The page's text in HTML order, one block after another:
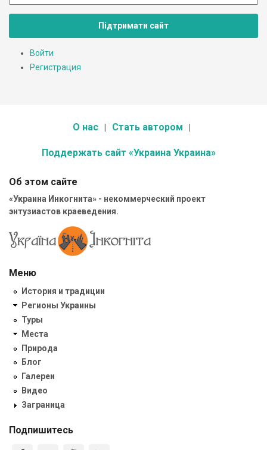
Підтримати сайт
Войти
Регистрация
О нас Стать автором
Поддержать сайт «Украина Украина»
Об этом сайте
«Украина Инкогнита» - некоммерческий проект
энтузиастов краеведения.
Меню
История и традиции
Регионы Украины
Туры
Места
Природа
Блог
Галереи
Видео
Заграница
Подпишитесь